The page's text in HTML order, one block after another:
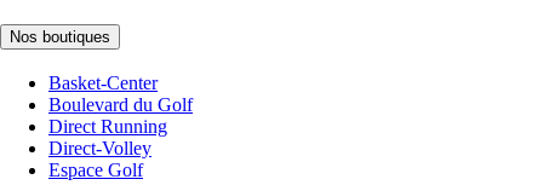
Nos boutiques
Basket-Center
Boulevard du Golf
Direct Running
Direct-Volley
Espace Golf